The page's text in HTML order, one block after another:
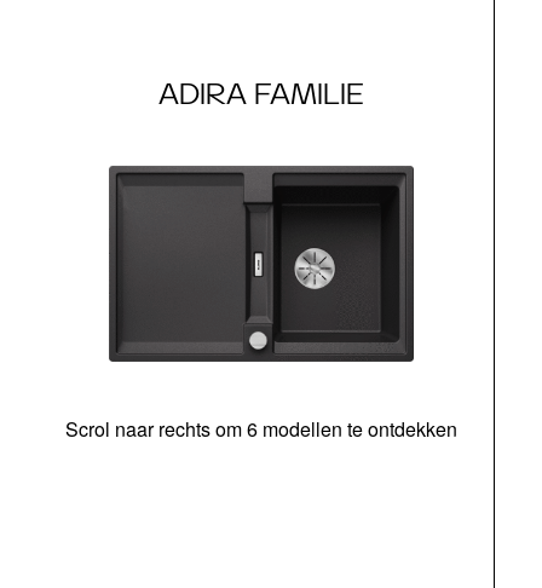
ADIRA FAMILIE
Scrol naar rechts om 6 modellen te ontdekken